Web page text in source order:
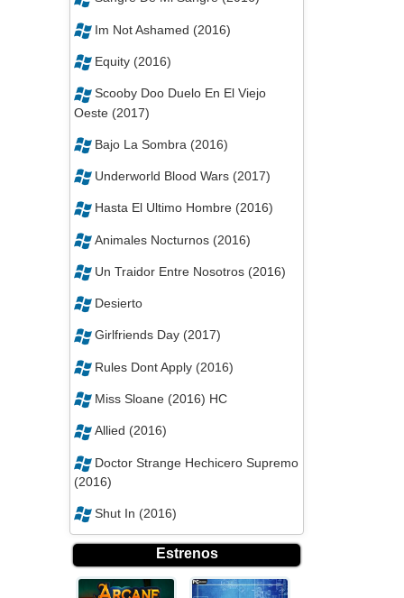
Im Not Ashamed (2016)
Equity (2016)
Scooby Doo Duelo En El Viejo
Oeste (2017)
Bajo La Sombra (2016)
Underworld Blood Wars (2017)
Hasta El Ultimo Hombre (2016)
Animales Nocturnos (2016)
Un Traidor Entre Nosotros (2016)
Desierto
Girlfriends Day (2017)
Rules Dont Apply (2016)
Miss Sloane (2016) HC
Allied (2016)
Doctor Strange Hechicero Supremo
(2016)
Shut In (2016)
Estrenos